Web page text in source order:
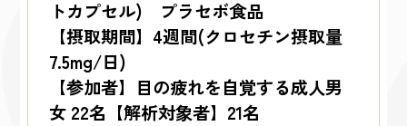
トカプセル) プラセボ食品
【摂取期間】4週間(クロセチン摂取量
7.5mg/日)
【参加者】目の疲れを自覚する成人男
女 22名【解析対象者】21名